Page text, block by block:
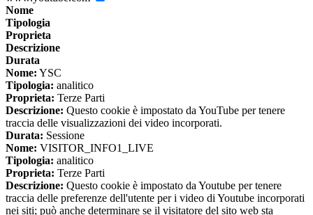
Nome
Tipologia
Proprieta
Descrizione
Durata
Nome: YSC
Tipologia: analitico
Proprieta: Terze Parti
Descrizione: Questo cookie è impostato da YouTube per tenere
traccia delle visualizzazioni dei video incorporati.
Durata: Sessione
Nome: VISITOR_INFO1_LIVE
Tipologia: analitico
Proprieta: Terze Parti
Descrizione: Questo cookie è impostato da Youtube per tenere
traccia delle preferenze dell'utente per i video di Youtube incorporati
nei siti; può anche determinare se il visitatore del sito web sta